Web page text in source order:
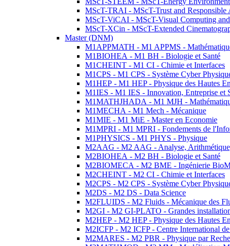
MScT-TRAI - MScT-Trust and Responsible
MScT-ViCAI - MScT-Visual Computing
MScT-XCin - MScT-Extended
Master (DNM)
M1APPMATH - M1 APPMS -
M1BIOHEA - M1 BH - Biologie et Santé
M1CHEINT - M1 CI - Chimie et Interfaces
M1CPS - M1 CPS - Système Cyber
M1HEP - M1 HEP - Physique des Hautes
M1IES - M1 IES - Innovation, Entreprise et
M1MATHJHADA - M1 MJH -
M1MECHA - M1 Mech - Mécanique
M1MIE - M1 MiE - Master en Economie
M1MPRI - M1 MPRI - Fondements de
M1PHYSICS - M1 PHYS - Physique
M2AAG - M2 AAG - Analyse,
M2BIOHEA - M2 BH - Biologie et Santé
M2BIOMECA - M2 BME - Ingénierie
M2CHEINT - M2 CI - Chimie et Interfaces
M2CPS - M2 CPS - Système Cyber
M2DS - M2 DS - Data Science
M2FLUIDS - M2 Fluids - Mécanique des
M2GI - M2 GI-PLATO - Grandes
M2HEP - M2 HEP - Physique des Hautes
M2ICFP - M2 ICFP - Centre International
M2MARES - M2 PBR - Physique par